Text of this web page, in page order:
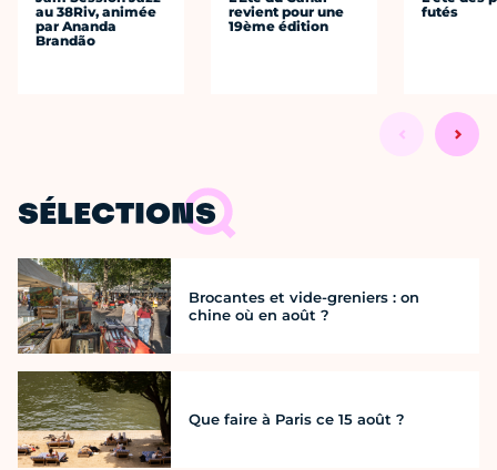
au 38Riv, animée
par Ananda
Brandão
revient pour une
19ème édition
futés
SÉLECTIONS
Brocantes et vide-greniers : on
chine où en août ?
Que faire à Paris ce 15 août ?